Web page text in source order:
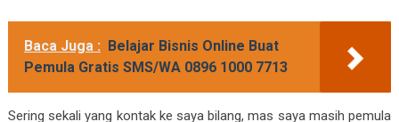
Baca Juga : Belajar Bisnis Online Buat
Pemula Gratis SMS/WA 0896 1000 7713
Sering sekali yang kontak ke saya bilang, mas saya masih pemula